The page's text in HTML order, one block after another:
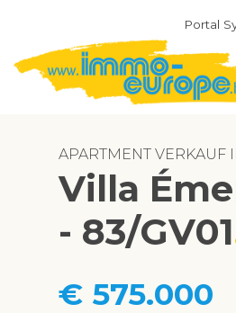
Portal
APARTMENT VERKAUF
Villa
- 83/GV01
€ 575.000